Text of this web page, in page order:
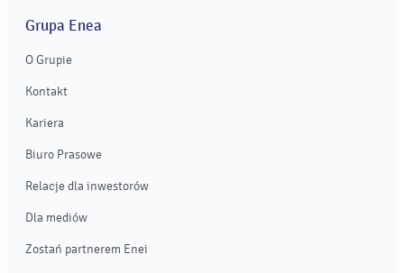
Grupa Enea
O Grupie
Kontakt
Kariera
Biuro Prasowe
Relacje dla inwestorów
Dla mediów
Zostań partnerem Enei